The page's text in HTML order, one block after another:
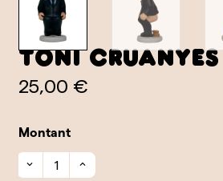
Toni Cruanyes
25,00 €
Montant